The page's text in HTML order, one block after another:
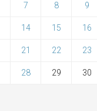
7 8 9
14 15 16
21 22 23
28 29 30